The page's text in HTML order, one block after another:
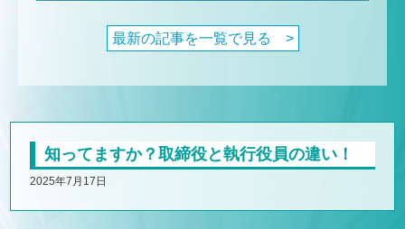
最新の記事を一覧で見る >
知ってますか？取締役と執行役員の違い！
2025年7月17日